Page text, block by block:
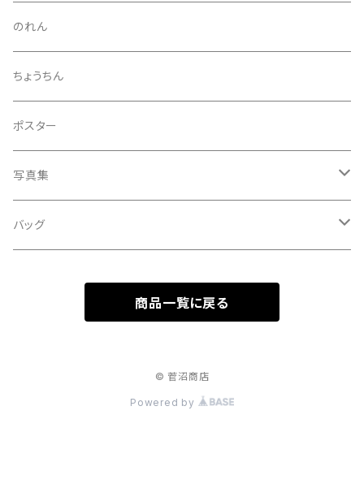
お礼ボイス
アクリルスタンド
灰皿
白露
秋分
毅然湯
スガヌマンチョコシール
A HARD DAY'S NIGHT
with the suganuma's
のれん
ちょうちん
ポスター
写真集
５歳刻み写真集
バッグ
マルシェバッグ
商品一覧に戻る
© 菅沼商店
Powered by